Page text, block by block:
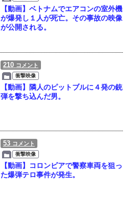
【動画】ベトナムでエアコンの室外機
が爆発し１人が死亡。その事故の映像
が公開される。
210 コメント
衝撃映像
【動画】隣人のピットブルに４発の銃
弾を撃ち込んだ男。
53 コメント
衝撃映像
【動画】コロンビアで警察車両を狙っ
た爆弾テロ事件が発生。